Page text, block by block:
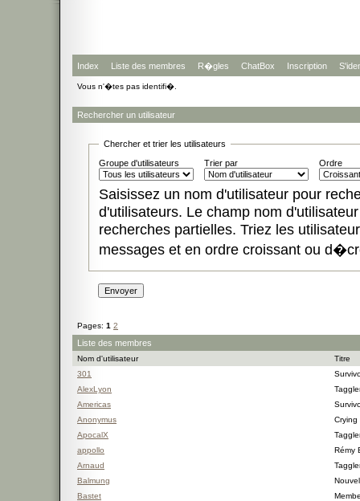
Index Liste des membres R�gles ChatBox Inscription
Vous n'�tes pas identifi�.
Rechercher un utilisateur
Chercher et trier les utilisateurs
Groupe d'utilisateurs
Trier par Ordre
Saisissez un nom d'utilisateur pour
d'utilisateurs. Le champ nom
recherches partielles. Triez les
messages et en ordre croissant ou
Pages: 1 2
Liste des membres
Nom d'utilisateur
Titre
301
AlexLyon
Americas
Anonymus
Crying
ApocalX
appollo
Rémy
Arnaud
Balmung
Bastet